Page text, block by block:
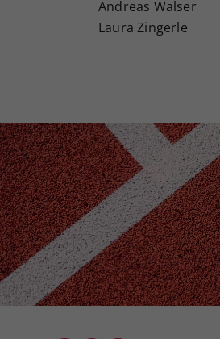
Andreas Walser
Laura Zingerle